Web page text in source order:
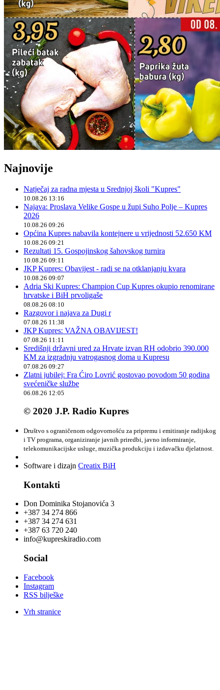
Najnovije
Natječaj za radna mjesta u Srednjoj školi "Kupres"
10.08.26 13:16
Najava: Proslava Velike Gospe u župi Suho Polje – Kupres
2026
10.08.26 09:26
Općina Kupres nabavila kontejnere u vrijednosti 52.650 KM
10.08.26 09:21
Rezultati 15. Gospojinskog šahovskog turnira
10.08.26 09:11
JKP Kupres: Obavijest - radi se na otklanjanju kvara
10.08.26 09:07
Adria Ski Kupres: Champion Cup Kupres okupio renomirane
hrvatske i BiH prvoligaše
08.08.26 08:10
Razgovor i najava za Dugi r
07.08.26 11:38
JKP Kupres: VAŽNA OBAVIJEST!
07.08.26 11:11
Središnji državni ured za Hrvate izvan RH odobrio 390.000
KM za izgradnju vatrogasnog doma u Kupresu
07.08.26 09:27
Zlatni jubilej: Fra Ćiro Lovrić gostovao povodom 50 godina
svećeničke službe
06.08.26 12:05
© 2020 J.P. Radio Kupres
Društvo s ograničenom odgovornošću za pripremu i emitiranje radijskog
i TV programa, organiziranje javnih priredbi, javno informiranje,
telekomunikacijske usluge, muzička produkciju i izdavačku djelatnost.
Software i dizajn Creatix BiH
Kontakti
Don Dominika Stojanovića 3
+387 34 274 866
+387 34 274 631
+387 63 720 240
info@kupreskiradio.com
Social
Facebook
Instagram
RSS bilješke
Vrh stranice